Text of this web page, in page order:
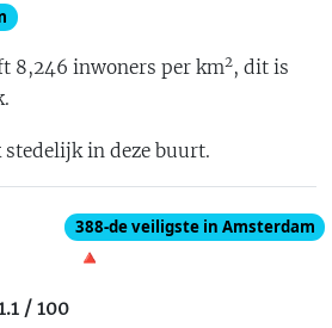
8,246 inwoners per km2, dit is
.
stedelijk in deze buurt.
388-deveiligste in Amsterdam
🔺
/ 100